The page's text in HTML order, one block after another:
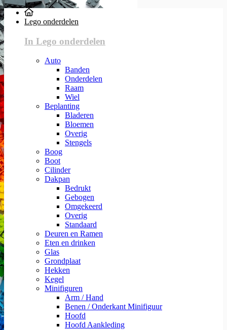
Lego onderdelen
In Lego onderdelen
Auto
Banden
Onderdelen
Raam
Wiel
Beplanting
Bladeren
Bloemen
Overig
Stengels
Boog
Boot
Cilinder
Dakpan
Bedrukt
Gebogen
Omgekeerd
Overig
Standaard
Deuren en Ramen
Eten en drinken
Glas
Grondplaat
Hekken
Kegel
Minifiguren
Arm / Hand
Benen / Onderkant Minifiguur
Hoofd
Hoofd Aankleding